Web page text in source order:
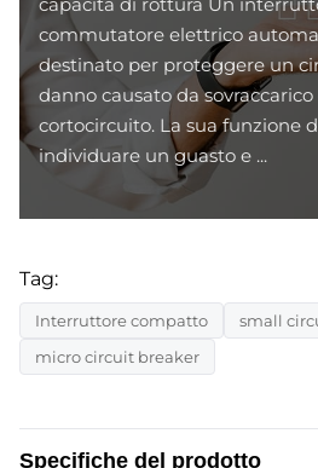
commutatore elettrico
destinato per proteggere un
danno causato da
cortocircuito. La sua funzione
individuare un guasto e ...
Tag:
Interruttore compatto
small
micro circuit breaker
Specifiche del prodotto